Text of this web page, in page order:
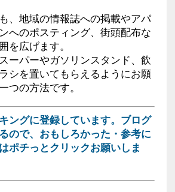
、地域の情報誌への掲載やアパ
へのポスティング、街頭配布な
を広げます。
ーパーやガソリンスタンド、飲
シを置いてもらえるようにお願
つの方法です。
ングに登録しています。ブログ
ので、おもしろかった・参考に
ポチっとクリックお願いしま